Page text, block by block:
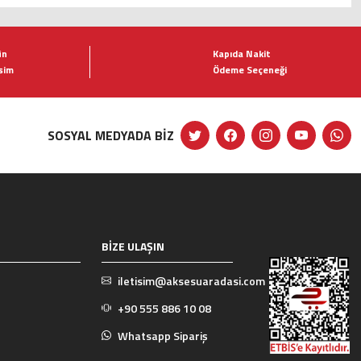
Kapıda Nakit
Ödeme Seçeneği
SOSYAL MEDYADA BİZ
BİZE ULAŞIN
iletisim@aksesuaradasi.com
+90 555 886 10 08
Whatsapp Sipariş